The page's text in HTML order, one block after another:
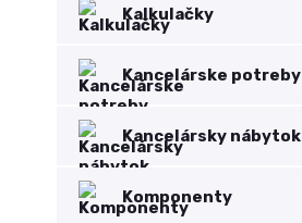
Kalkulačky
Kancelárske potreby
Kancelársky nábytok
Komponenty